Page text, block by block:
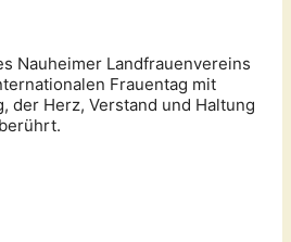
Nauheimer Landfrauenvereins
Frauentag mit
der Herz, Verstand und Haltung